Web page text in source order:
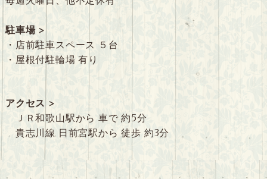
駐車場 >
・店前駐車スペース ５台
・屋根付駐輪場 有り
アクセス >
ＪＲ和歌山駅から 車で 約5分
貴志川線 日前宮駅から 徒歩 約3分